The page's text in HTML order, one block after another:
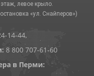
левое крыло.
«ул. Снайперов»)
14-44,
8 800 707-61-60
в Перми: